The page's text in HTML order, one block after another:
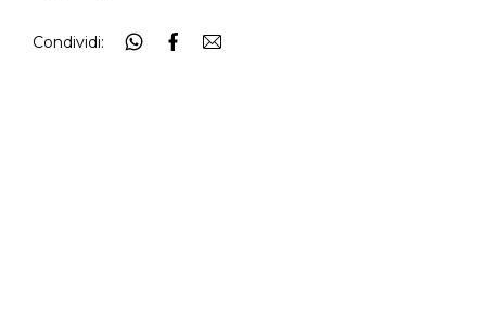
Condividi: